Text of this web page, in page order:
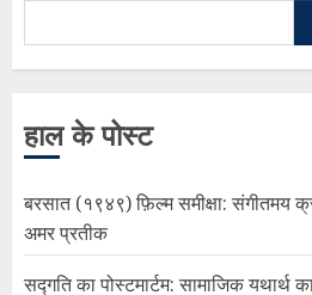
हाल के पोस्ट
बरसात (१९४९) फ़िल्म समीक्षा: संगीतमय
अमर प्रतीक
सद्गति का पोस्टमार्टम: सामाजिक यथार्थ